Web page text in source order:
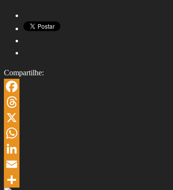
Compartilhe:
Facebook
Threads
X
WhatsApp
LinkedIn
Email